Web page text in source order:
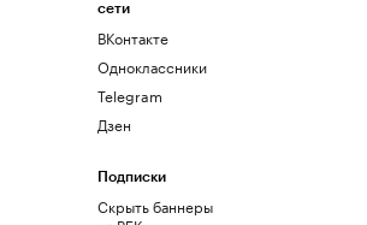
сети
ВКонтакте
Одноклассники
Telegram
Дзен
Подписки
Скрыть баннеры